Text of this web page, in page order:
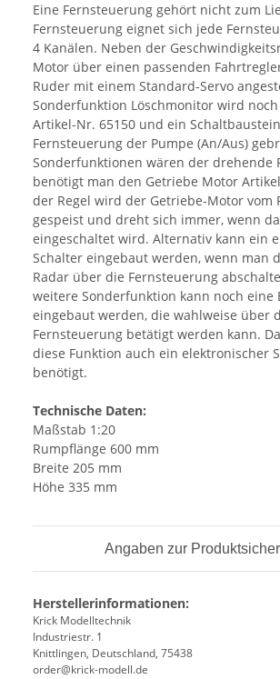
Eine Fernsteuerung gehört nicht zum
Fernsteuerung eignet sich jede
4 Kanälen. Neben der
Motor über einen passenden
Ruder mit einem Standard-Servo
Sonderfunktion Löschmonitor wird
Artikel-Nr. 65150 und ein
Fernsteuerung der Pumpe (An/Aus)
Sonderfunktionen wären der drehende
benötigt man den Getriebe Motor
der Regel wird der Getriebe-Motor vom
gespeist und dreht sich immer, wenn
eingeschaltet wird. Alternativ kann ein
Schalter eingebaut werden, wenn man
Radar über die Fernsteuerung
weitere Sonderfunktion kann noch eine
eingebaut werden, die wahlweise über
Fernsteuerung betätigt werden kann.
diese Funktion auch ein elektronischer
benötigt.
Technische Daten:
Maßstab 1:20
Rumpflänge 600 mm
Breite 205 mm
Höhe 335 mm
Angaben zur
Herstellerinformationen:
Krick Modelltechnik
Industriestr. 1
Knittlingen, Deutschland, 75438
order@krick-modell.de